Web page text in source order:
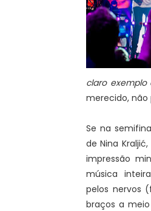
claro
merecido,
Se na
de Nina
impressão
música
pelos nervos
braços a